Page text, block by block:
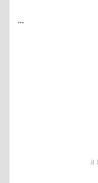
...